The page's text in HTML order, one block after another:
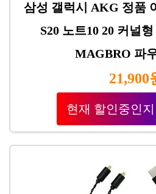
삼성 갤럭시 AKG 정품
S20 노트10 20 커널
MAGBRO 파
21,900
현재 할인중인지